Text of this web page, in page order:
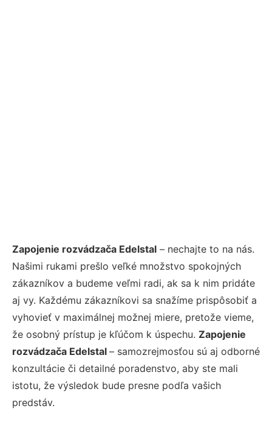
Zapojenie rozvádzača Edelstal – nechajte to na nás.
Našimi rukami prešlo veľké množstvo spokojných
zákazníkov a budeme veľmi radi, ak sa k nim pridáte
aj vy. Každému zákazníkovi sa snažíme prispôsobiť a
vyhovieť v maximálnej možnej miere, pretože vieme,
že osobný prístup je kľúčom k úspechu. Zapojenie
rozvádzača Edelstal – samozrejmosťou sú aj odborné
konzultácie či detailné poradenstvo, aby ste mali
istotu, že výsledok bude presne podľa vašich
predstáv.